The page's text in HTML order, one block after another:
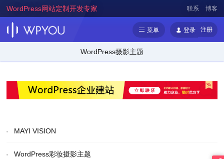
WordPress网站定制开发专家 联系 博客
菜单 登录 注册
WordPress摄影主题
MAYI VISION
WordPress彩妆摄影主题